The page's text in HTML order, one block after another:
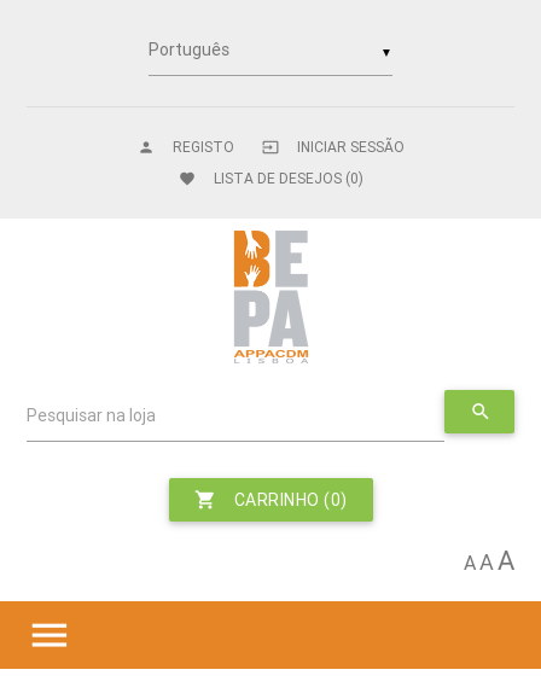
▼
REGISTO
person INICIAR SESSÃO
input
favorite
LISTA DE DESEJOS (0)
Pesquisar na loja search
CARRINHO (0)
shopping_cart
AAA
menu